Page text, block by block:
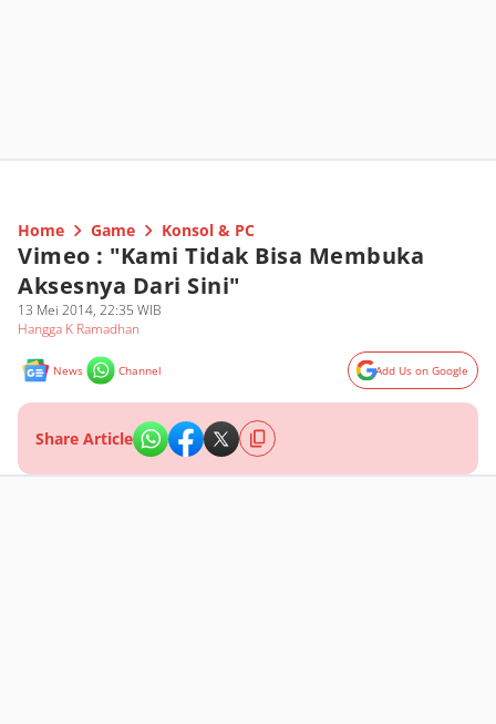
Home Game Konsol & PC
Vimeo : "Kami Tidak Bisa Membuka
Aksesnya Dari Sini"
13 Mei 2014, 22:35 WIB
Hangga K Ramadhan
News Channel Add Us on Google
Share Article